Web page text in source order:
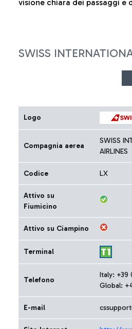
visione chiara dei passaggi e
SWISS
Logo
Compagnia aerea
SWISS
AIRLINES
Codice LX
Attivo su
Fiumicino
Attivo su Ciampino
Terminal
Telefono
Italy: +39
Global:
E-mail